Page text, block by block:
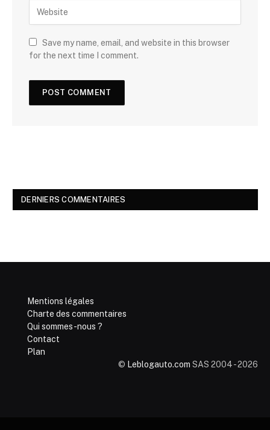
Save my name, email, and website in this browser
for the next time I comment.
DERNIERS COMMENTAIRES
Mentions légales
Charte des commentaires
Qui sommes-nous ?
Contact
Plan
© Leblogauto.com SAS 2004 - 2026